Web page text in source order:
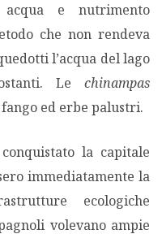
e nutrimento
che non rendeva
l’acqua del lago
Le chinampas
ed erbe palustri.
la capitale
immediatamente la
ecologiche
volevano ampie